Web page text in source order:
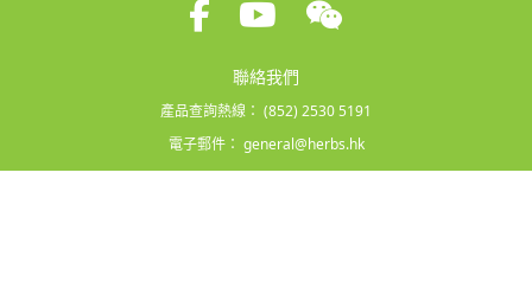
聯絡我們
產品查詢熱線： (852) 2530 5191
電子郵件： general@herbs.hk